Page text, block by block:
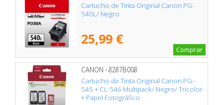
Cartucho de Tinta Original Canon PG-
540L/ Negro
25,99 €
Comprar
CANON - 8287B008
Cartucho de Tinta Original Canon PG-
545 + CL-546 Multipack/ Negro/ Tricolor
+ Papel Fotográfico